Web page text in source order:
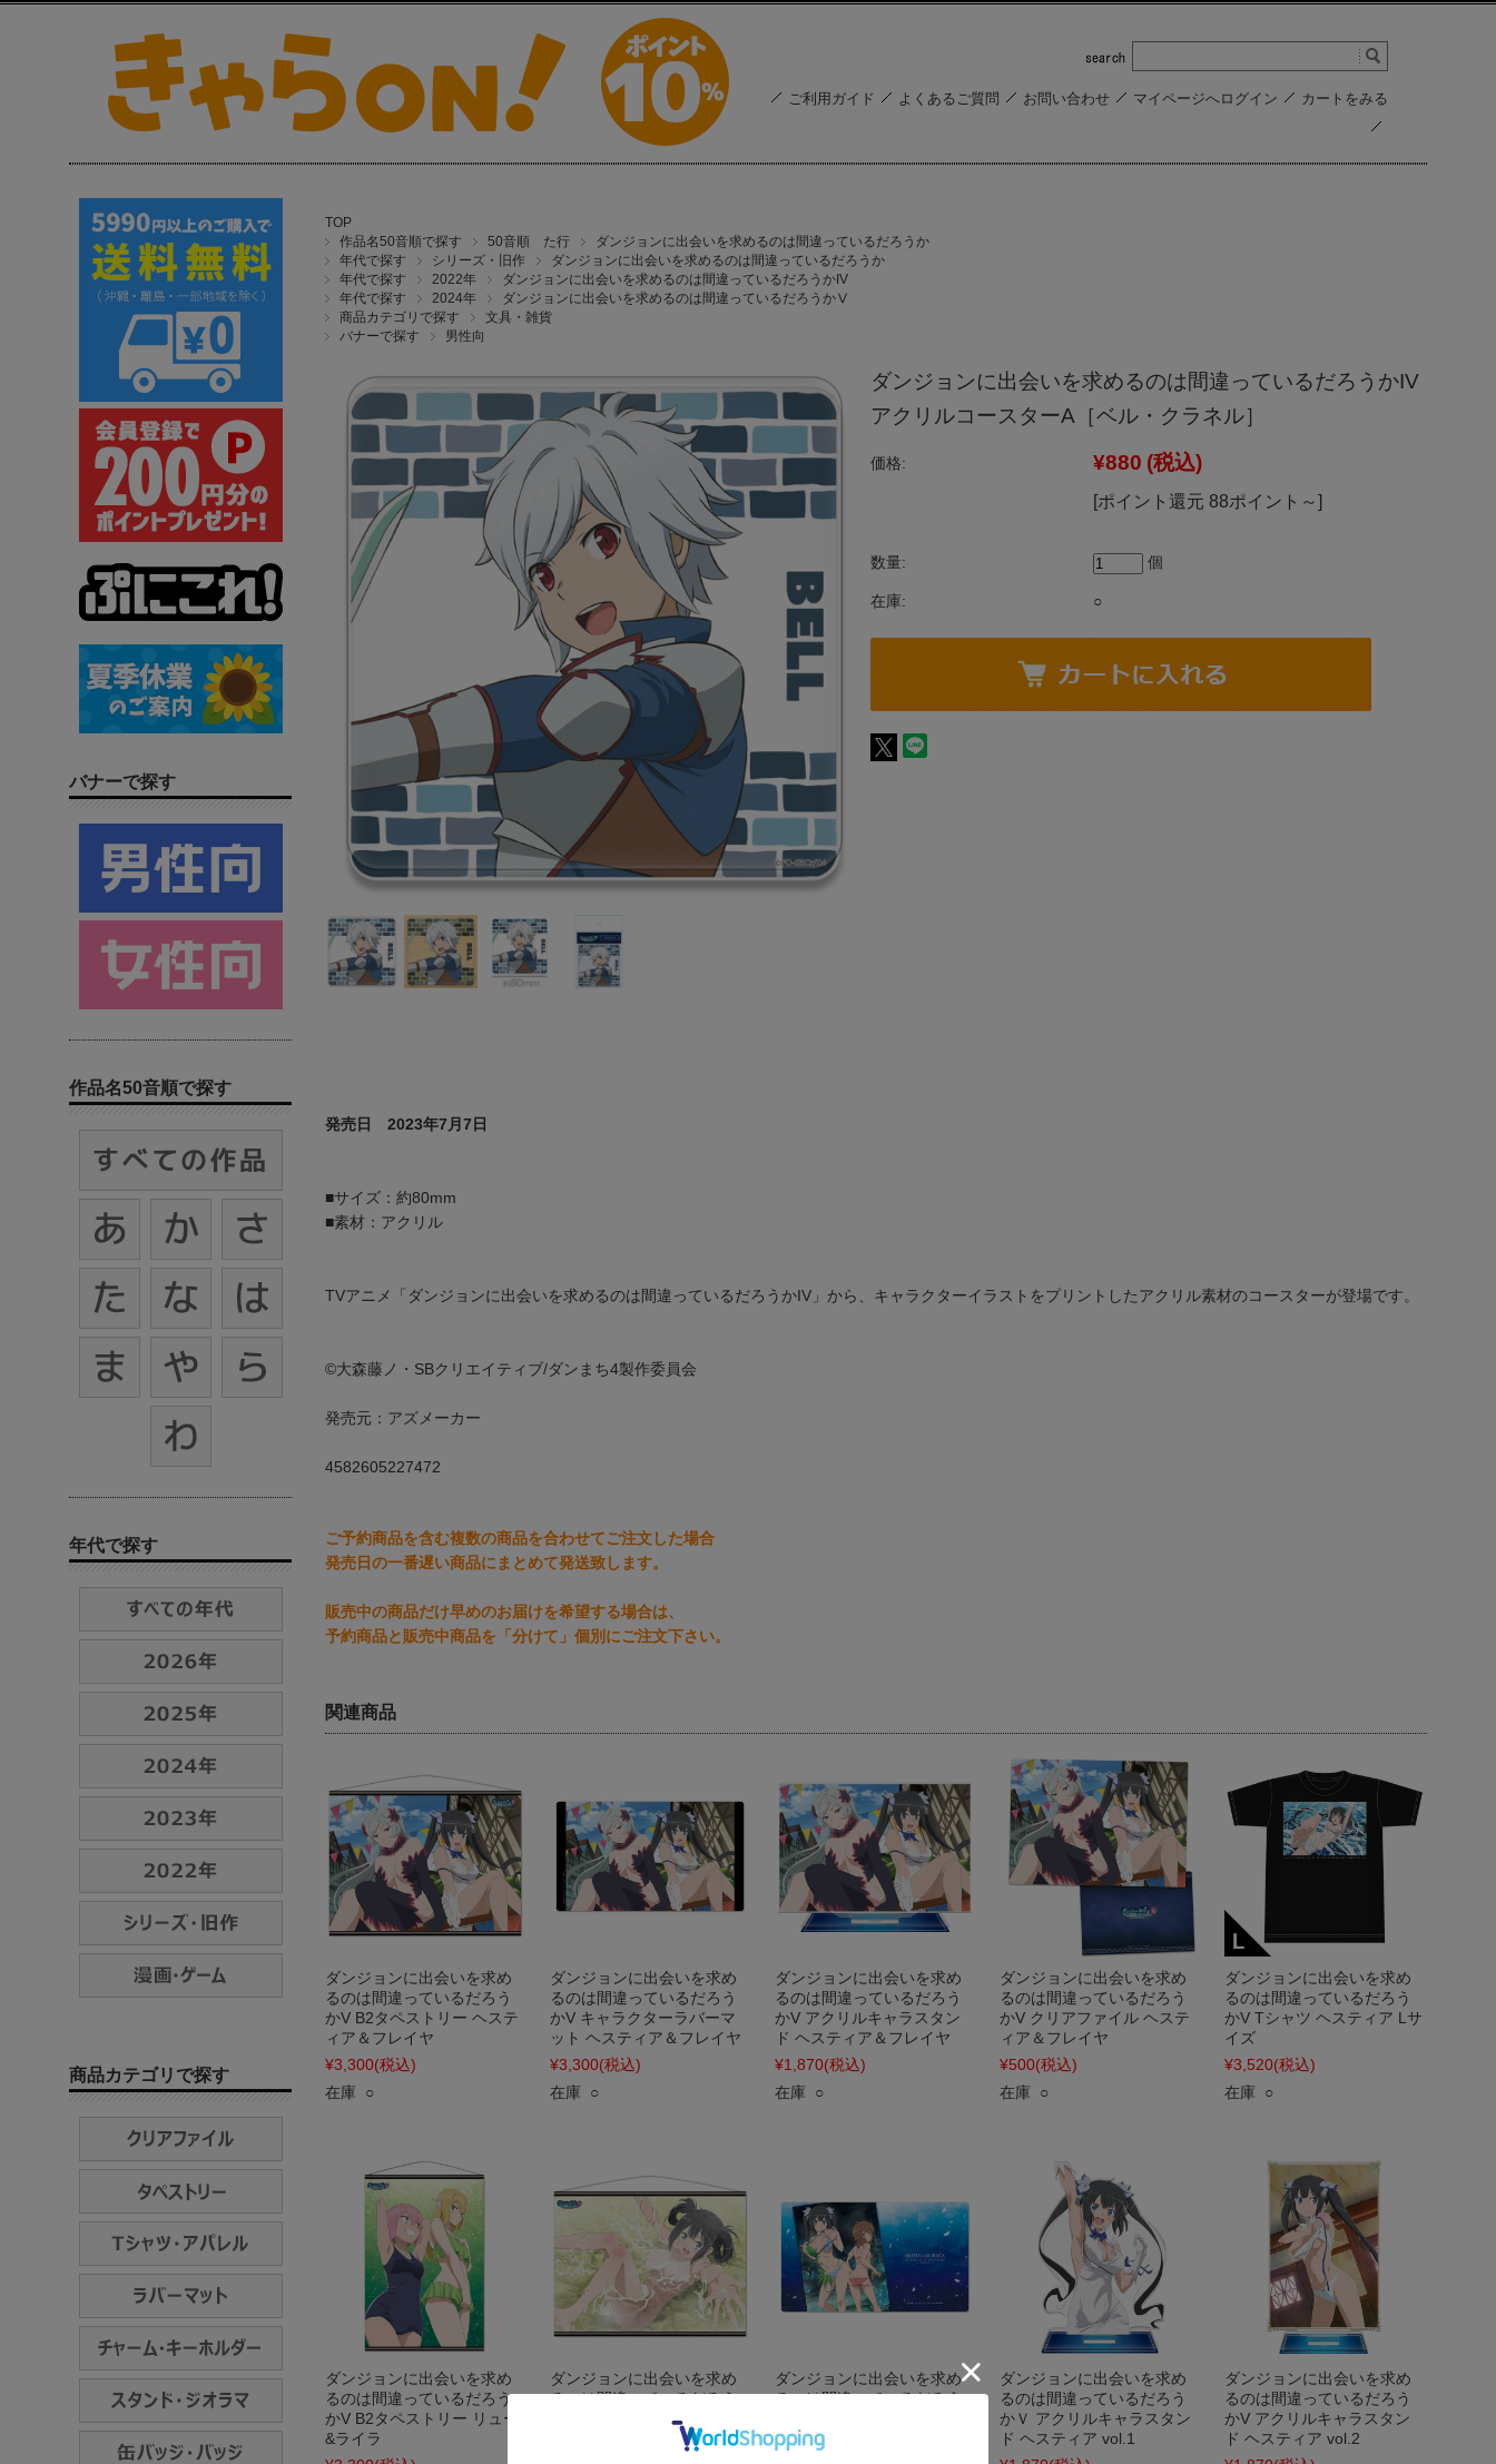
ご利用ガイド よくあるご質問 お問い合わせ マイページへログイン カートをみる
TOP
作品名50音順で探す
50音順 た行
ダンジョンに出会いを求めるのは間違っているだろうか
年代で探す
シリーズ・旧作
ダンジョンに出会いを求めるのは間違っているだろうか
年代で探す
2022年
ダンジョンに出会いを求めるのは間違っているだろうかIV
年代で探す
2024年
ダンジョンに出会いを求めるのは間違っているだろうかⅤ
商品カテゴリで探す
文具・雑貨
バナーで探す
男性向
ダンジョンに出会いを求めるのは間違っているだろうかIV
アクリルコースターA［ベル・クラネル］
価格: ¥880 (税込)
[ポイント還元 88ポイント～]
数量: 個
在庫: ○
発売日 2023年7月7日
■サイズ：約80mm
■素材：アクリル
TVアニメ「ダンジョンに出会いを求めるのは間違っているだろうかIV」から、キャラクターイラストをプリントしたアクリル素材のコースターが登場です。
©大森藤ノ・SBクリエイティブ/ダンまち4製作委員会
発売元：アズメーカー
4582605227472
ご予約商品を含む複数の商品を合わせてご注文した場合
発売日の一番遅い商品にまとめて発送致します。
販売中の商品だけ早めのお届けを希望する場合は、
予約商品と販売中商品を「分けて」個別にご注文下さい。
関連商品
ダンジョンに出会いを求め
るのは間違っているだろう
かV B2タペストリー ヘステ
ィア＆フレイヤ
¥3,300(税込)
在庫 ○
ダンジョンに出会いを求め
るのは間違っているだろう
かV キャラクターラバーマ
ット ヘスティア＆フレイヤ
¥3,300(税込)
在庫 ○
ダンジョンに出会いを求め
るのは間違っているだろう
かV アクリルキャラスタン
ド ヘスティア＆フレイヤ
¥1,870(税込)
在庫 ○
ダンジョンに出会いを求め
るのは間違っているだろう
かV クリアファイル ヘステ
ィア＆フレイヤ
¥500(税込)
在庫 ○
ダンジョンに出会いを求め
るのは間違っているだろう
かV Tシャツ ヘスティア Lサ
イズ
¥3,520(税込)
在庫 ○
ダンジョンに出会いを求め
るのは間違っているだろう
かV B2タペストリー リュー
&ライラ
ダンジョンに出会いを求め
るのは間違っているだろう
かV B2タペストリー ヘステ
ダンジョンに出会いを求め
るのは間違っているだろう
ット ヘスティア&リリルカ
ダンジョンに出会いを求め
るのは間違っているだろう
かＶ アクリルキャラスタン
ド ヘスティア vol.1
ダンジョンに出会いを求め
るのは間違っているだろう
かV アクリルキャラスタン
ド ヘスティア vol.2
バナーで探す
作品名50音順で探す
年代で探す
商品カテゴリで探す